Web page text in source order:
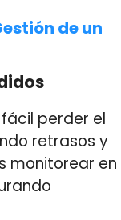
de un
perder el
retrasos y
monitorear en